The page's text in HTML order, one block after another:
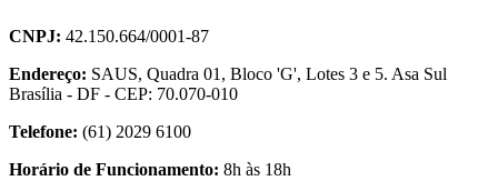
CNPJ: 42.150.664/0001-87
Endereço: SAUS, Quadra 01, Bloco 'G', Lotes 3 e 5. Asa Sul
Brasília - DF - CEP: 70.070-010
Telefone: (61) 2029 6100
Horário de Funcionamento: 8h às 18h